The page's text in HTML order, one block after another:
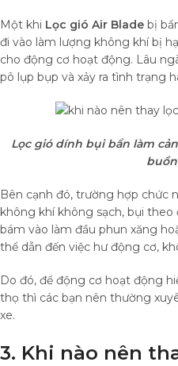
Một khi Lọc gió Air Blade bị
đi vào làm lượng không khí bị
cho động cơ hoạt động. Lâu
pô lụp bụp và xảy ra tình trạng
Lọc gió dính bụi bẩn làm
Bên cạnh đó, trường hợp chức
không khí không sạch, bụi
bám vào làm đầu phun xăng
thể dẫn đến việc hư động cơ,
Do đó, để động cơ hoạt động
thọ thì các bạn nên thường
xe.
3. Khi nào nên